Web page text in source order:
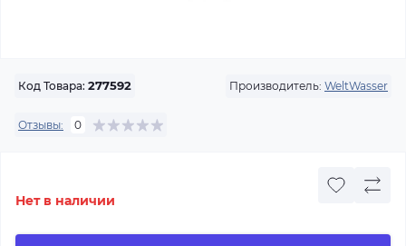
Код Товара: 277592 Производитель: WeltWasser
Отзывы: 0
Нет в наличии